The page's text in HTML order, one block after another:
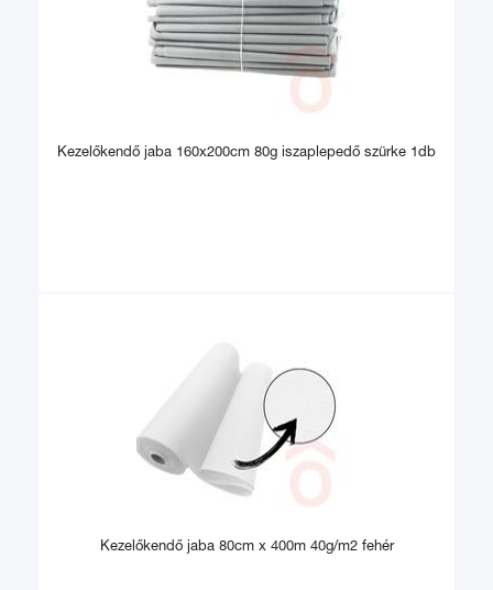
Kezelőkendő jaba 160x200cm 80g iszaplepedő szürke 1db
Kezelőkendő jaba 80cm x 400m 40g/m2 fehér